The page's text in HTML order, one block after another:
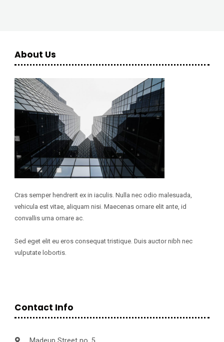
About Us
Cras semper hendrerit ex in iaculis. Nulla nec odio malesuada,
vehicula est vitae, aliquam nisi. Maecenas ornare elit ante, id
convallis urna ornare ac.
Sed eget elit eu eros consequat tristique. Duis auctor nibh nec
vulputate lobortis.
Contact Info